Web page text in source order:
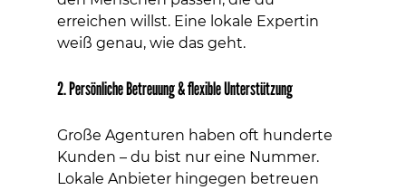
erreichen willst. Eine lokale Expertin
weiß genau, wie das geht.
2. Persönliche Betreuung & flexible Unterstützung
Große Agenturen haben oft hunderte
Kunden – du bist nur eine Nummer.
Lokale Anbieter hingegen betreuen